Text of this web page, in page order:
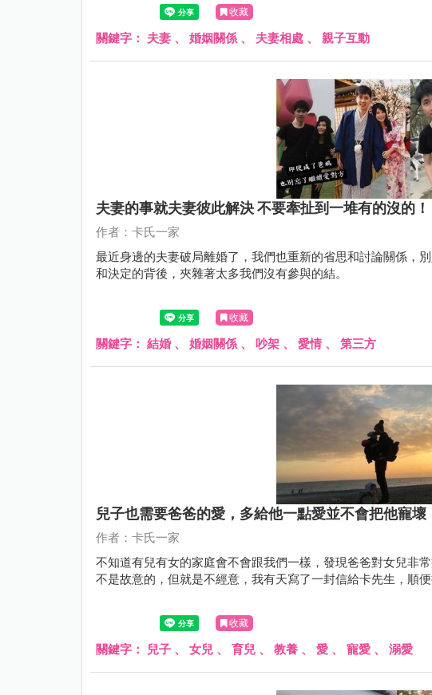
收藏
關鍵字： 夫妻 、 婚姻關係 、 夫妻相處 、 親子互動
夫妻的事就夫妻彼此解決 不要牽扯到一堆有的沒的！
作者：卡氏一家
最近身邊的夫妻破局離婚了，我們也重新的省思和討論關係，
和決定的背後，夾雜著太多我們沒有參與的結。
收藏
關鍵字： 結婚 、 婚姻關係 、 吵架 、 愛情 、 第三方
兒子也需要爸爸的愛，多給他一點愛並不會把他寵壞
作者：卡氏一家
不知道有兒有女的家庭會不會跟我們一樣，發現爸爸對女兒非
不是故意的，但就是不經意，我有天寫了一封信給卡先生，順便
收藏
關鍵字： 兒子 、 女兒 、 育兒 、 教養 、 愛 、 寵愛 、 溺愛